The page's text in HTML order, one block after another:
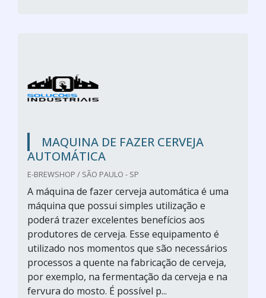
MAQUINA DE FAZER CERVEJA
AUTOMÁTICA
E-BREWSHOP / SÃO PAULO - SP
A máquina de fazer cerveja automática é uma
máquina que possui simples utilização e
poderá trazer excelentes benefícios aos
produtores de cerveja. Esse equipamento é
utilizado nos momentos que são necessários
processos a quente na fabricação de cerveja,
por exemplo, na fermentação da cerveja e na
fervura do mosto. É possível p...